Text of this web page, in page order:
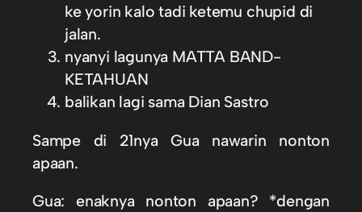
ke yorin kalo tadi ketemu chupid di
jalan.
nyanyi lagunya MATTA BAND-
KETAHUAN
balikan lagi sama Dian Sastro
Sampe di 21nya Gua nawarin nonton
apaan.
Gua: enaknya nonton apaan? *dengan